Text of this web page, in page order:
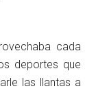
cada
deportes que
las llantas a